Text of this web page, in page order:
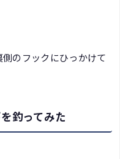
のフックにひっかけて
釣ってみた